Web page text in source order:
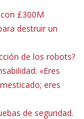
£300M
destruir un
de los robots?
«Eres
eres
de seguridad.